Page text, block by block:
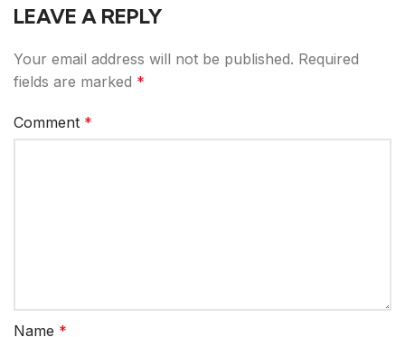
LEAVE A REPLY
Your email address will not be published. Required
fields are marked *
Comment *
Name *